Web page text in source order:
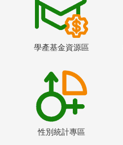
學產基金資源區
性別統計專區